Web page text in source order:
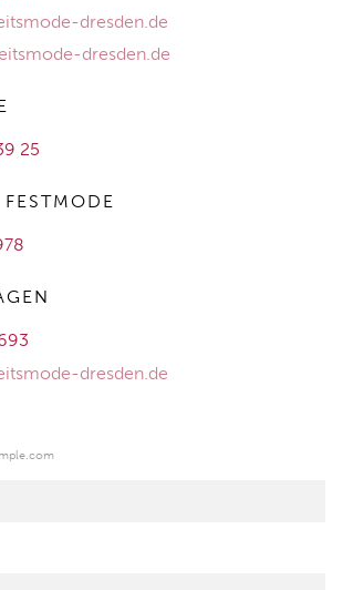
dresden.de
dresden.de
25
dresden.de